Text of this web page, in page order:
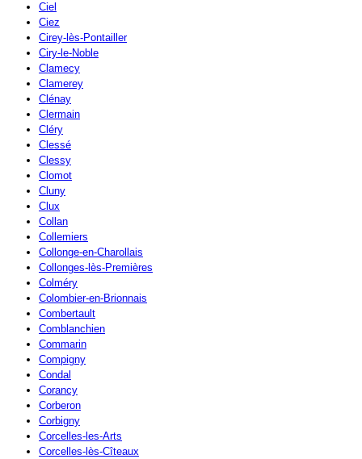
Ciel
Ciez
Cirey-lès-Pontailler
Ciry-le-Noble
Clamecy
Clamerey
Clénay
Clermain
Cléry
Clessé
Clessy
Clomot
Cluny
Clux
Collan
Collemiers
Collonge-en-Charollais
Collonges-lès-Premières
Colméry
Colombier-en-Brionnais
Combertault
Comblanchien
Commarin
Compigny
Condal
Corancy
Corberon
Corbigny
Corcelles-les-Arts
Corcelles-lès-Cîteaux